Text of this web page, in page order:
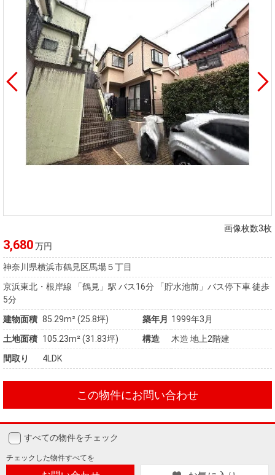
画像枚数3枚
3,680万円
神奈川県横浜市鶴見区馬場５丁目
京浜東北・根岸線 「鶴見」駅 バス16分 「貯水池前」バス停下車 徒歩
5分
建物面積 85.29m² (25.8坪) 築年月
1999年3月
土地面積 105.23m² (31.83坪) 構造
木造 地上2階建
間取り
4LDK
この物件にお問い合わせ
すべての物件をチェック
チェックした物件すべてを